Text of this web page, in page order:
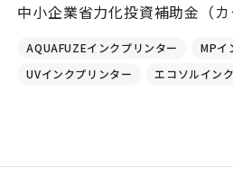
中小企業省力化投資補助金（
AQUAFUZEインクプリンター
MPイ
UVインクプリンター
エコソルイン